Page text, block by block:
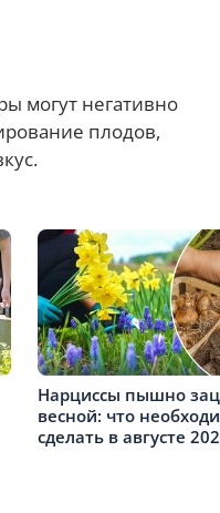
могут негативно
плодов,
Нарциссы пышно
весной: что
сделать в августе